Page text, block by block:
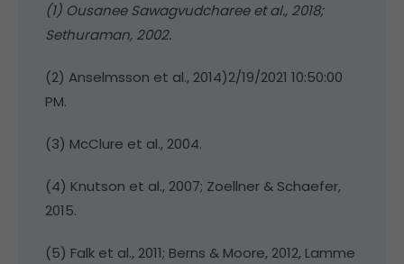
(1) Ousanee Sawagvudcharee et al., 2018;
Sethuraman, 2002.
(2) Anselmsson et al., 2014)2/19/2021 10:50:00
PM.
(3) McClure et al., 2004.
(4) Knutson et al., 2007; Zoellner & Schaefer,
2015.
(5) Falk et al., 2011; Berns & Moore, 2012, Lamme